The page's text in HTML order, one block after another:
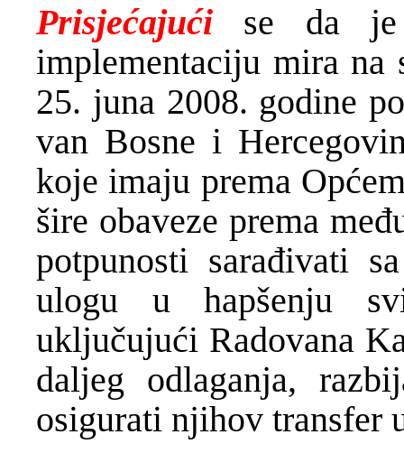
Prisjećajući se da je
implementaciju mira na
25. juna 2008. godine
van Bosne i
koje imaju prema
šire obaveze prema
potpunosti sarađivati
ulogu u hapšenju
uključujući Radovana
daljeg odlaganja,
osigurati njihov transfer